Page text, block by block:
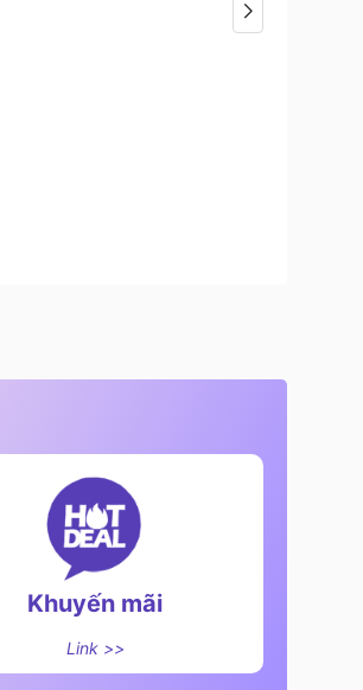
Khuyến mãi
Link >>